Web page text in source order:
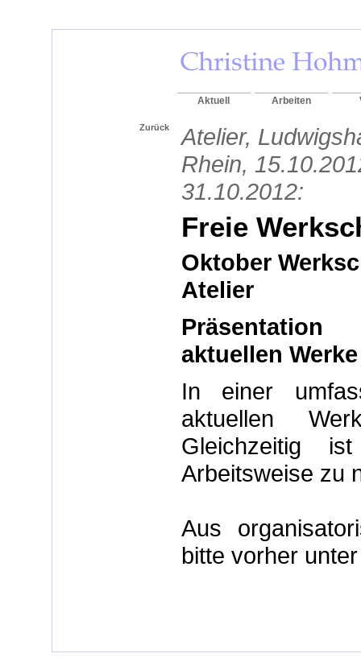
Aktuell Arbeiten
Zurück
Atelier,
Rhein,
31.10.2012:
Freie
Oktober
Atelier
aktuellen Werke
In einer
aktuellen
Gleichzeitig
Arbeitsweise zu
Aus
bitte vorher